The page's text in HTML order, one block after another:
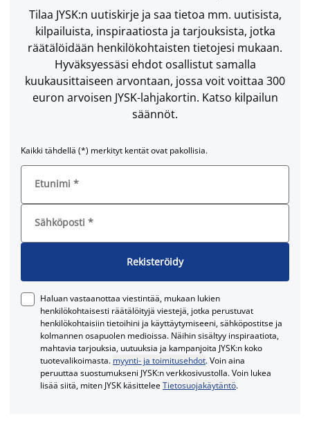
Tilaa JYSK:n uutiskirje ja saa tietoa mm. uutisista,
kilpailuista, inspiraatiosta ja tarjouksista, jotka
räätälöidään henkilökohtaisten tietojesi mukaan.
Hyväksyessäsi ehdot osallistut samalla
kuukausittaiseen arvontaan, jossa voit voittaa 300
euron arvoisen JYSK-lahjakortin. Katso kilpailun
säännöt.
Kaikki tähdellä (*) merkityt kentät ovat pakollisia.
Etunimi *
Sähköposti *
Rekisteröidy
Haluan vastaanottaa viestintää, mukaan lukien
henkilökohtaisesti räätälöityjä viestejä, jotka perustuvat
henkilökohtaisiin tietoihini ja käyttäytymiseeni, sähköpostitse ja
kolmannen osapuolen medioissa. Näihin sisältyy inspiraatiota,
mahtavia tarjouksia, uutuuksia ja kampanjoita JYSK:n koko
tuotevalikoimasta. myynti- ja toimitusehdot. Voin aina
peruuttaa suostumukseni JYSK:n verkkosivustolla. Voin lukea
lisää siitä, miten JYSK käsitteleeTietosuojakäytäntö.